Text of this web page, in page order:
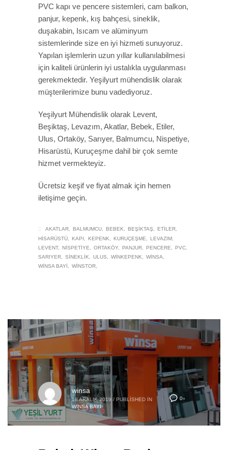
PVC kapı ve pencere sistemleri, cam balkon,
panjur, kepenk, kış bahçesi, sineklik,
duşakabin, Isıcam ve alüminyum
sistemlerinde size en iyi hizmeti sunuyoruz.
Yapılan işlemlerin uzun yıllar kullanılabilmesi
için kaliteli ürünlerin iyi ustalıkla uygulanması
gerekmektedir. Yeşilyurt mühendislik olarak
müşterilerimize bunu vadediyoruz.
Yeşilyurt Mühendislik olarak Levent,
Beşiktaş, Levazım, Akatlar, Bebek, Etiler,
Ulus, Ortaköy, Sarıyer, Balmumcu, Nispetiye,
Hisarüstü, Kuruçeşme dahil bir çok semte
hizmet vermekteyiz.
Ücretsiz keşif ve fiyat almak için hemen
iletişime geçin.
AKATLAR BALMUMCU BEBEK BEŞIKTAŞ
ETILER
HISARÜSTÜ
KAPI KEPENK KURUÇEŞME
LEVAZIM
LEVENT
NISPETIYE ORTAKÖY PANJUR PENCERE
PVC
SARIYER
SINEKLIK ULUS WINKEPENK
WINSA
WINSA BAYI
WINSTOR
0
winsa
18 ARALIK 2019 / PUBLISHED IN
WINSA BAYI